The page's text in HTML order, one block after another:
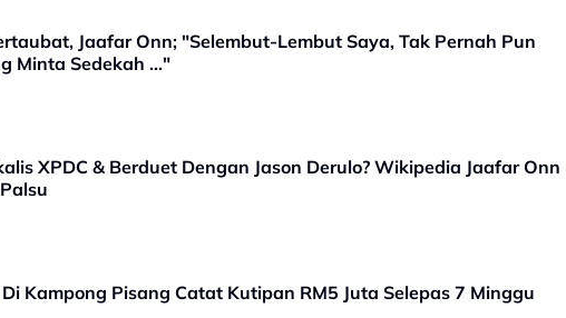
Jaafar Onn; "Selembut-Lembut Saya, Tak Pernah Pun
Minta Sedekah ..."
XPDC & Berduet Dengan Jason Derulo? Wikipedia Jaafar Onn
Kampong Pisang Catat Kutipan RM5 Juta Selepas 7 Minggu